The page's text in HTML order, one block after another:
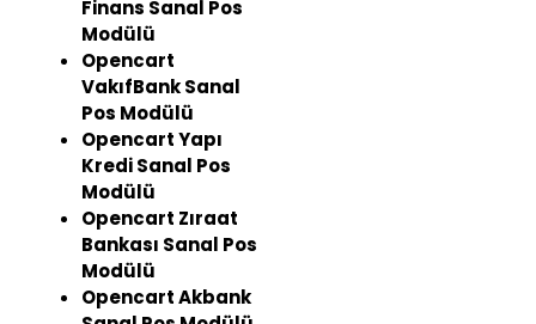
Finans Sanal Pos
Modülü
Opencart
VakıfBank Sanal
Pos Modülü
Opencart Yapı
Kredi Sanal Pos
Modülü
Opencart Zıraat
Bankası Sanal Pos
Modülü
Opencart Akbank